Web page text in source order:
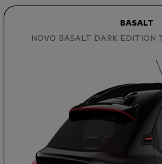
BASALT
NOVO BASALT DARK EDITION